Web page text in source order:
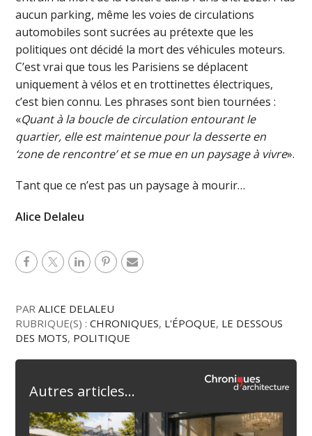
aucun parking, même les voies de circulations
automobiles sont sucrées au prétexte que les
politiques ont décidé la mort des véhicules moteurs.
C’est vrai que tous les Parisiens se déplacent
uniquement à vélos et en trottinettes électriques,
c’est bien connu. Les phrases sont bien tournées :
«Quant à la boucle de circulation entourant le
quartier, elle est maintenue pour la desserte en
‘zone de rencontre’ et se mue en un paysage à vivre».
Tant que ce n’est pas un paysage à mourir…
Alice Delaleu
PARALICE DELALEU
RUBRIQUE(S) :CHRONIQUES, L'ÉPOQUE, LE DESSOUS
DES MOTS, POLITIQUE
Autres articles...